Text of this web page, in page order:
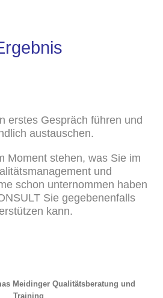
erstes Gespräch führen und
austauschen.
Moment stehen, was Sie im
und
schon unternommen haben
Sie gegebenenfalls
kann.
Meidinger Qualitätsberatung und
Training